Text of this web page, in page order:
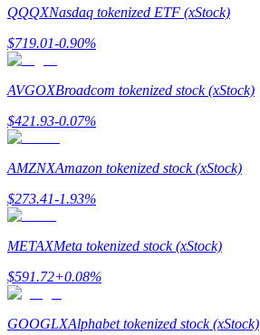
QQQXNasdaq tokenized ETF (xStock)
$719.01-0.90%
AVGOXBroadcom tokenized stock (xStock)
$421.93-0.07%
AMZNXAmazon tokenized stock (xStock)
$273.41-1.93%
METAXMeta tokenized stock (xStock)
$591.72+0.08%
GOOGLXAlphabet tokenized stock (xStock)